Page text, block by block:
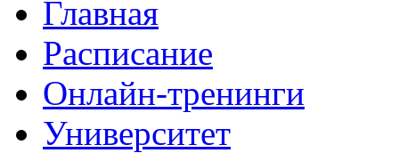
Главная
Расписание
Онлайн-тренинги
Университет